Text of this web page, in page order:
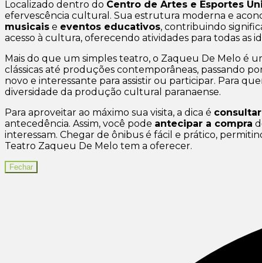
Localizado dentro do Centro de Artes e Esportes
efervescência cultural. Sua estrutura moderna e
musicais e eventos educativos, contribuindo
acesso à cultura, oferecendo atividades para todas as
Mais do que um simples teatro, o Zaqueu De Melo é
clássicas até produções contemporâneas, passando
novo e interessante para assistir ou participar. Para
diversidade da produção cultural paranaense.
Para aproveitar ao máximo sua visita, a dica é
antecedência. Assim, você pode antecipar a compra
interessam. Chegar de ônibus é fácil e prático,
Teatro Zaqueu De Melo tem a oferecer.
Fechar